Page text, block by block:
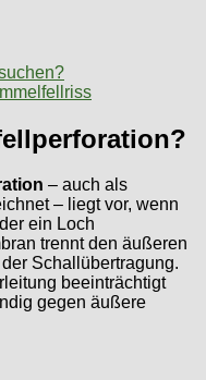
– auch als
– liegt vor, wenn
ein Loch
trennt den äußeren
Schallübertragung.
beeinträchtigt
gegen äußere